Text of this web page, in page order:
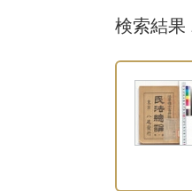
検索結果